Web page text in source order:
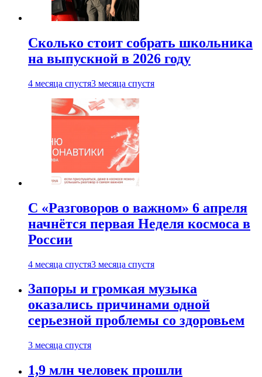
Сколько стоит собрать школьника
на выпускной в 2026 году
4 месяца спустя3 месяца спустя
С «Разговоров о важном» 6 апреля
начнётся первая Неделя космоса в
России
4 месяца спустя3 месяца спустя
Запоры и громкая музыка
оказались причинами одной
серьезной проблемы со здоровьем
3 месяца спустя
1,9 млн человек прошли